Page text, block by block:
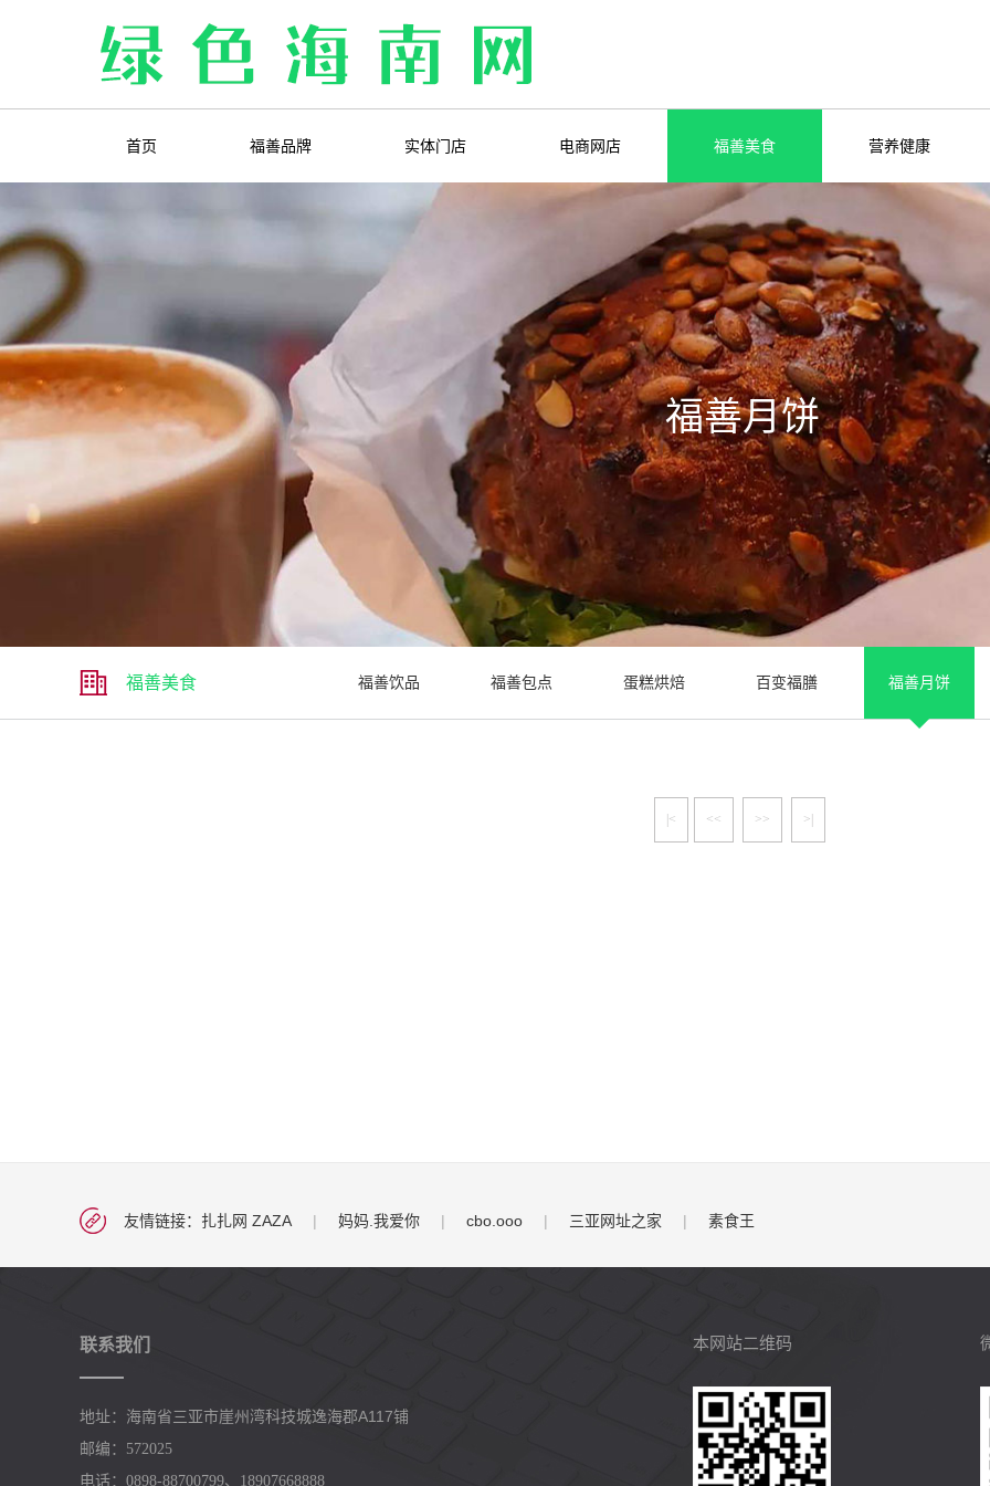
首页 福善品牌 实体门店 电商网店 福善美食 营养健康
福善月饼
福善美食 福善饮品 福善包点 蛋糕烘焙 百变福膳 福善月饼
|< << >> >|
友情链接： 扎扎网 ZAZA | 妈妈.我爱你 | cbo.ooo | 三亚网址之家 | 素食王
联系我们
地址：海南省三亚市崖州湾科技城逸海郡A117铺
邮编：572025
电话：0898-88700799、18907668888
本网站二维码